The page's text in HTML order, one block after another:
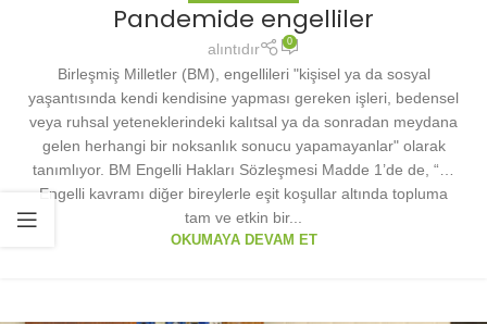
Pandemide engelliler
alıntıdır 0
Birleşmiş Milletler (BM), engellileri "kişisel ya da sosyal
yaşantısında kendi kendisine yapması gereken işleri, bedensel
veya ruhsal yeteneklerindeki kalıtsal ya da sonradan meydana
gelen herhangi bir noksanlık sonucu yapamayanlar" olarak
tanımlıyor. BM Engelli Hakları Sözleşmesi Madde 1’de de, “…
Engelli kavramı diğer bireylerle eşit koşullar altında topluma
tam ve etkin bir...
OKUMAYA DEVAM ET